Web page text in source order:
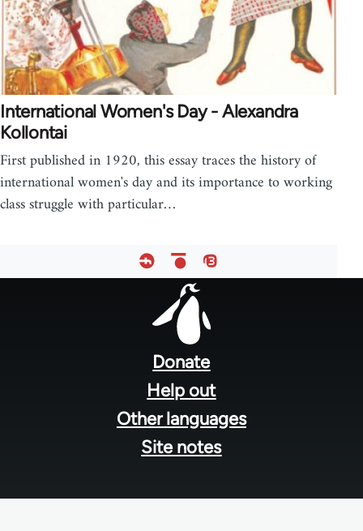
International Women's Day - Alexandra
Kollontai
First published in 1920, this essay traces the history of
international women's day and its importance to working
class struggle with particular…
Donate
Help out
Other languages
Site notes